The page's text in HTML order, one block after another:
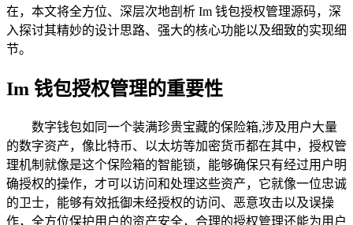
在，本文将全方位、深层次地剖析 Im 钱包授权管理源码，深
入探讨其精妙的设计思路、强大的核心功能以及细致的实现细
节。
Im 钱包授权管理的重要性
数字钱包如同一个装满珍贵宝藏的保险箱,涉及用户大量
的数字资产，像比特币、以太坊等加密货币都在其中，授权管
理机制就像是这个保险箱的智能锁，能够确保只有经过用户明
确授权的操作，才可以访问和处理这些资产，它就像一位忠诚
的卫士，能够有效抵御未经授权的访问、恶意攻击以及误操
作，全方位保护用户的资产安全，合理的授权管理还能为用户